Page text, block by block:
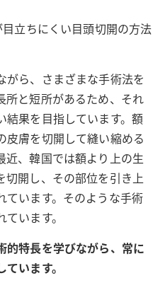
立ちにくい目頭切開の方法
ら、さまざまな手術法を
所と短所があるため、それ
結果を目指しています。額
皮膚を切開して縫い縮める
近、韓国では額より上の生
切開し、その部位を引き上
ています。そのような手術
います。
的特長を学びながら、常に
います。